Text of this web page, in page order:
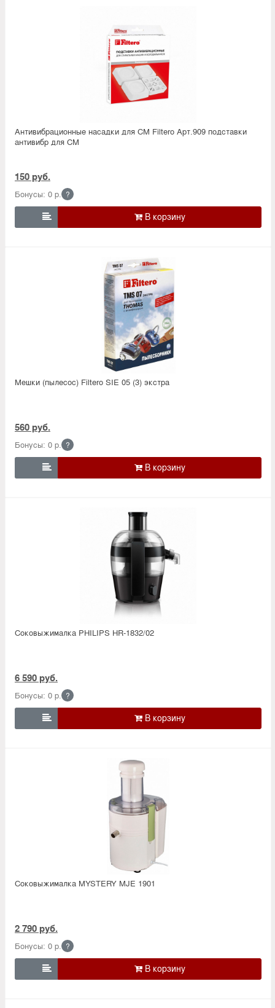
Антивибрационные насадки для СМ Filtero Арт.909 подставки
антивибр для СМ
150 руб.
Бонусы: 0 р. ?

Мешки (пылесос) Filtero SIE 05 (3) экстра
560 руб.
Бонусы: 0 р. ?

Соковыжималка PHILIPS HR-1832/02
6 590 руб.
Бонусы: 0 р. ?

Соковыжималка MYSTERY MJE 1901
2 790 руб.
Бонусы: 0 р. ?
